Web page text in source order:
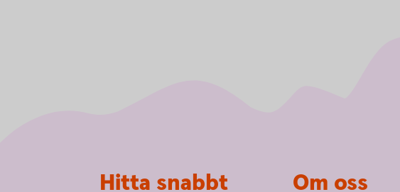
Hitta snabbt Om oss